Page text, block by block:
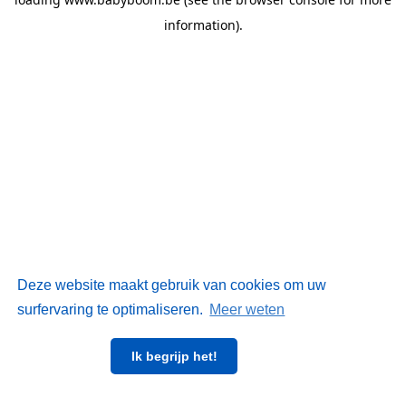
Deze website maakt gebruik van cookies om uw
surfervaring te optimaliseren. Meer weten
Ik begrijp het!
information).